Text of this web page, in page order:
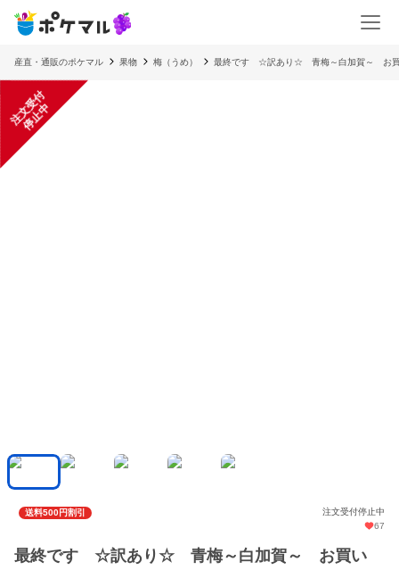
産直・通販のポケマル 果物 梅（うめ） 最終です ☆訳あり☆ 青梅～白加賀～ お買
注
文
受
付
停
止
中
送料500円割引
注文受付停止中
67
最終です ☆訳あり☆ 青梅～白加賀～ お買い